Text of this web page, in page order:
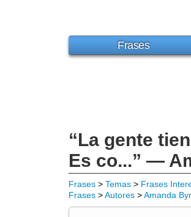
Frases
“La gente
Es co...” —
Frases > Temas > Frases
Frases >Autores >Amanda